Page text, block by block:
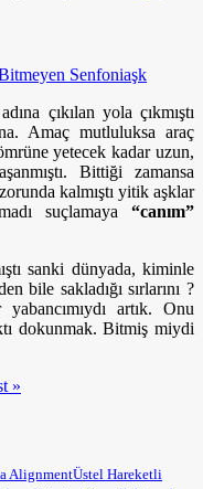
Senfoniaşk
çıkılan yola çıkmıştı
Amaç mutluluksa araç
yetecek kadar uzun,
Bittiği zamansa
kalmıştı yitik aşklar
suçlamaya “canım”
sanki dünyada, kiminle
bile sakladığı sırlarını ?
artık. Onu
dokunmak. Bitmiş miydi
»
AlignmentÜstel Hareketli